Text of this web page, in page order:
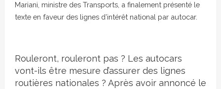
Mariani, ministre des Transports, a finalement présenté le
texte en faveur des lignes d’intérêt national par autocar.
Rouleront, rouleront pas ? Les autocars
vont-ils être mesure d’assurer des lignes
routières nationales ? Après avoir annoncé le